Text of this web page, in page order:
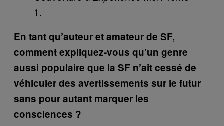
1.
En tant qu’auteur et amateur de SF,
comment expliquez-vous qu’un genre
aussi populaire que la SF n’ait cessé de
véhiculer des avertissements sur le futur
sans pour autant marquer les
consciences ?